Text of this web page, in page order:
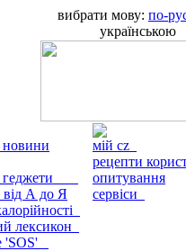
вибрати мову: по-
українською
новини
геджети
від А до Я
лексикон
'SOS'
мій cz
рецепти
опитування
сервіси